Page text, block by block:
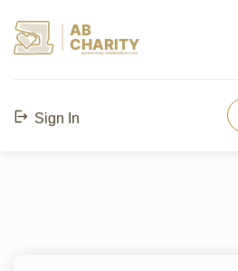
AB
CHARITY
powerd by ahblicklive.com
Sign In